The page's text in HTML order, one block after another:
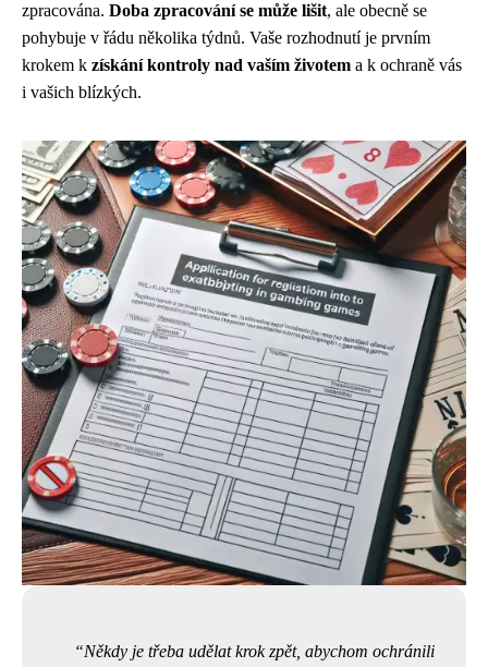
zpracována. Doba zpracování se může lišit, ale obecně se
pohybuje v řádu několika týdnů. Vaše rozhodnutí je prvním
krokem k získání kontroly nad vaším životem a k ochraně vás
i vašich blízkých.
Někdy je třeba udělat krok zpět, abychom ochránili